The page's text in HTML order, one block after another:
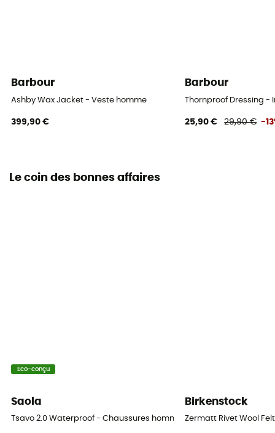
Barbour
Ashby Wax Jacket - Veste homme
399,90 €
Barbour
Thornproof Dressing -
25,90 € 29,90 € -
Le coin des bonnes affaires
Eco-conçu
Saola
Tsavo 2.0 Waterproof - Chaussures homme
Birkenstock
Zermatt Rivet Wool